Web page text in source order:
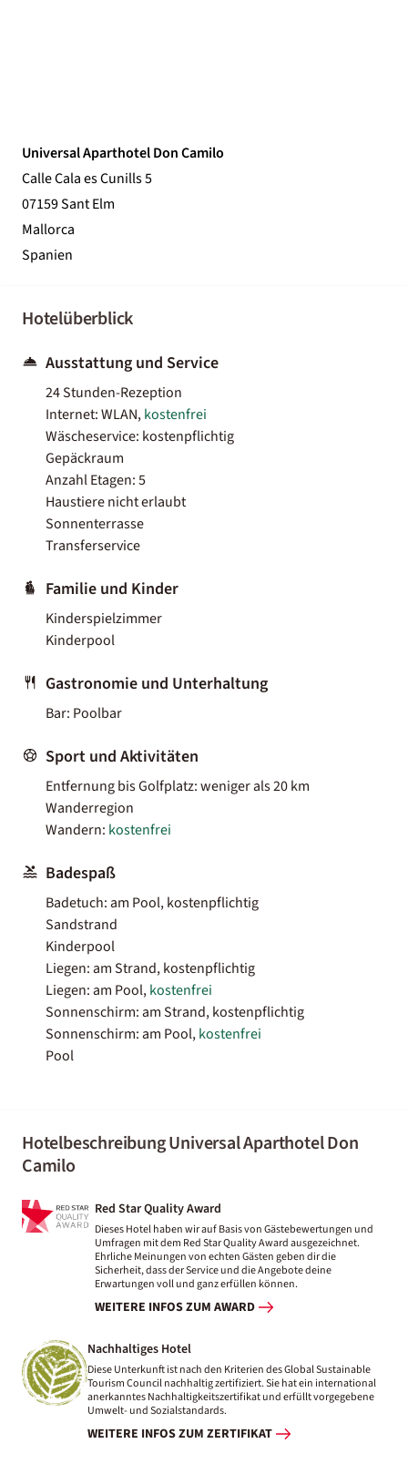
Universal Aparthotel Don Camilo
Calle Cala es Cunills 5
07159 Sant Elm
Mallorca
Spanien
Hotelüberblick
Ausstattung und Service
24 Stunden-Rezeption
Internet: WLAN,kostenfrei
Wäscheservice: kostenpflichtig
Gepäckraum
Anzahl Etagen: 5
Haustiere nicht erlaubt
Sonnenterrasse
Transferservice
Familie und Kinder
Kinderspielzimmer
Kinderpool
Gastronomie und Unterhaltung
Bar: Poolbar
Sport und Aktivitäten
Entfernung bis Golfplatz: weniger als 20 km
Wanderregion
Wandern: kostenfrei
Badespaß
Badetuch: am Pool, kostenpflichtig
Sandstrand
Kinderpool
Liegen: am Strand, kostenpflichtig
Liegen: am Pool,kostenfrei
Sonnenschirm: am Strand, kostenpflichtig
Sonnenschirm: am Pool,kostenfrei
Pool
Hotelbeschreibung Universal Aparthotel Don
Camilo
Red Star Quality Award
Dieses Hotel haben wir auf Basis von Gästebewertungen und
Umfragen mit dem Red Star Quality Award ausgezeichnet.
Ehrliche Meinungen von echten Gästen geben dir die
Sicherheit, dass der Service und die Angebote deine
Erwartungen voll und ganz erfüllen können.
WEITERE INFOS ZUM AWARD
Nachhaltiges Hotel
Diese Unterkunft ist nach den Kriterien des Global Sustainable
Tourism Council nachhaltig zertifiziert. Sie hat ein international
anerkanntes Nachhaltigkeitszertifikat und erfüllt vorgegebene
Umwelt- und Sozialstandards.
WEITERE INFOS ZUM ZERTIFIKAT